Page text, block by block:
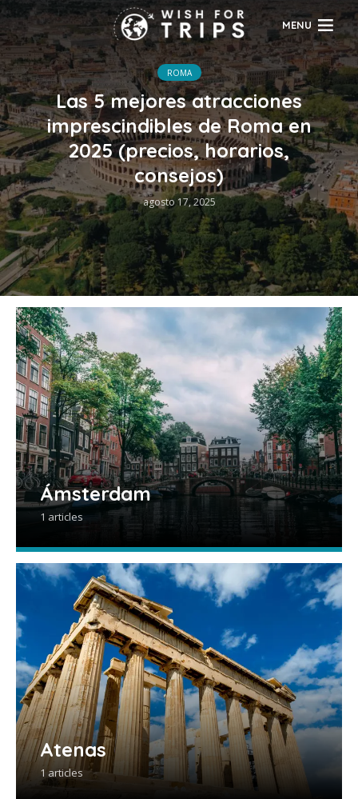
MENU
ROMA
Las 5 mejores atracciones
imprescindibles de Roma en
2025 (precios, horarios,
consejos)
agosto 17, 2025
Ámsterdam
1 articles
Atenas
1 articles